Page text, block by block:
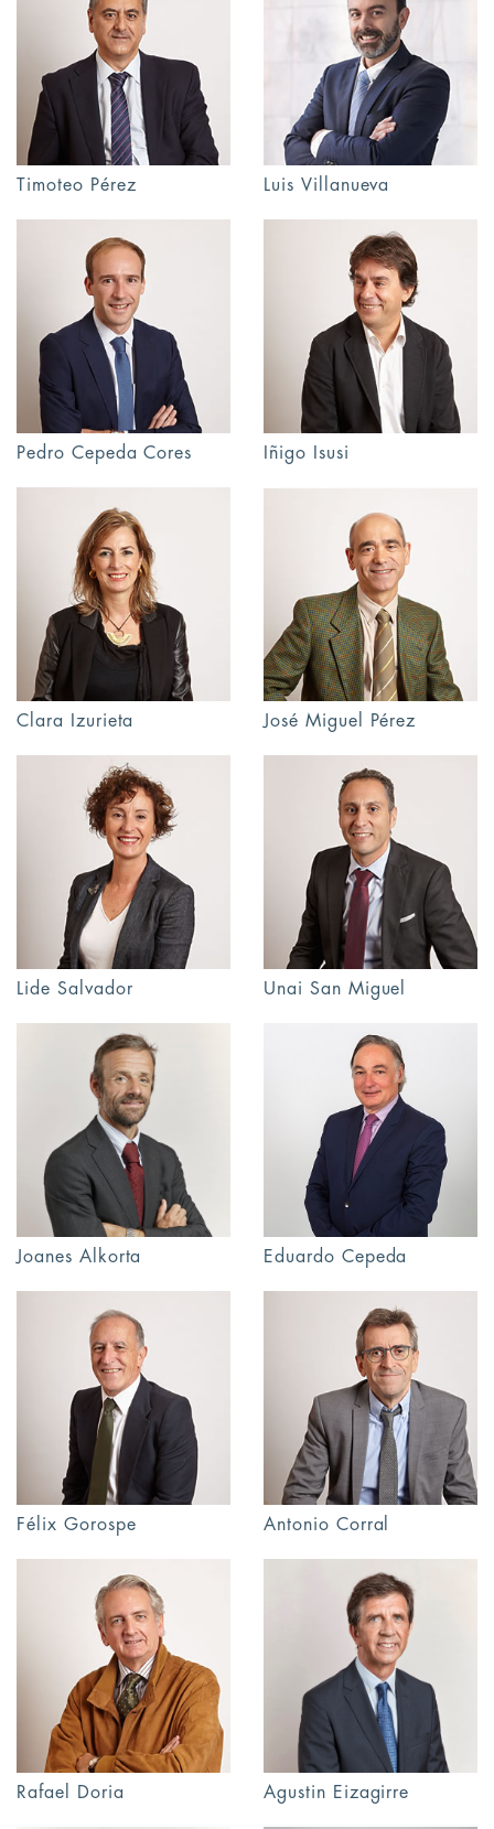
Timoteo Pérez Luis Villanueva
Pedro Cepeda Cores Iñigo Isusi
Clara Izurieta José Miguel Pérez
Lide Salvador Unai San Miguel
Joanes Alkorta Eduardo Cepeda
Félix Gorospe Antonio Corral
Rafael Doria Agustin Eizagirre